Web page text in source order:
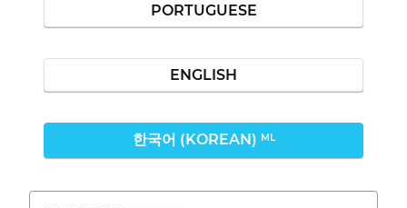
PORTUGUESE
ENGLISH
한국어 (KOREAN) ML